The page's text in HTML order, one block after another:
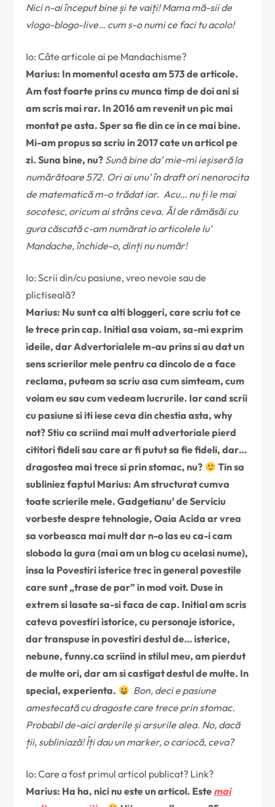
Nici n-ai început bine și te vaiți! Mama mă-sii de
vlogo-blogo-live… cum s-o numi ce faci tu acolo!
Io: Câte articole ai pe Mandachisme?
Marius: In momentul acesta am 573 de articole.
Am fost foarte prins cu munca timp de doi ani si
am scris mai rar. In 2016 am revenit un pic mai
montat pe asta. Sper sa fie din ce in ce mai bine.
Mi-am propus sa scriu in 2017 cate un articol pe
zi. Suna bine, nu? Sună bine da’ mie-mi ieșiseră la
numărătoare 572. Ori ai unu’ în draft ori nenorocita
de matematică m-o trădat iar. Acu… nu ți le mai
socotesc, oricum ai strâns ceva. Ăl de rămăsăi cu
gura căscată c-am numărat io articolele lu’
Mandache, închide-o, dinți nu număr!
Io: Scrii din/cu pasiune, vreo nevoie sau de
plictiseală?
Marius: Nu sunt ca alti bloggeri, care scriu tot ce
le trece prin cap. Initial asa voiam, sa-mi exprim
ideile, dar Advertorialele m-au prins si au dat un
sens scrierilor mele pentru ca dincolo de a face
reclama, puteam sa scriu asa cum simteam, cum
voiam eu sau cum vedeam lucrurile. Iar cand scrii
cu pasiune si iti iese ceva din chestia asta, why
not? Stiu ca scriind mai mult advertoriale pierd
cititori fideli sau care ar fi putut sa fie fideli, dar…
dragostea mai trece si prin stomac, nu?
Tin sa
subliniez faptul Marius: Am structurat cumva
toate scrierile mele. Gadgetianu’ de Serviciu
vorbeste despre tehnologie, Oaia Acida ar vrea
sa vorbeasca mai mult dar n-o las eu ca-i cam
sloboda la gura (mai am un blog cu acelasi nume),
insa la Povestiri isterice trec in general povestile
care sunt „trase de par” in mod voit. Duse in
extrem si lasate sa-si faca de cap. Initial am scris
cateva povestiri istorice, cu personaje istorice,
dar transpuse in povestiri destul de… isterice,
nebune, funny.ca scriind in stilul meu, am pierdut
de multe ori, dar am si castigat destul de multe. In
special, experienta.
Bon, deci e pasiune
amestecată cu dragoste care trece prin stomac.
Probabil de-aici arderile și arsurile alea. No, dacă
ții, subliniază! Îți dau un marker, o cariocă, ceva?
Io: Care a fost primul articol publicat? Link?
Marius: Ha ha, nici nu este un articol. Este mai